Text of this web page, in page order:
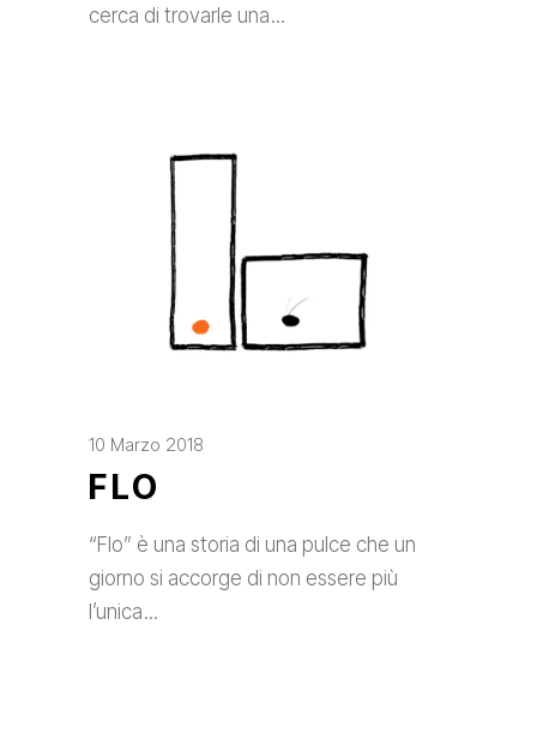
cerca di trovarle una
10 Marzo 2018
FLO
“Flo” è una storia di una pulce che un
giorno si accorge di non essere più
l’unica